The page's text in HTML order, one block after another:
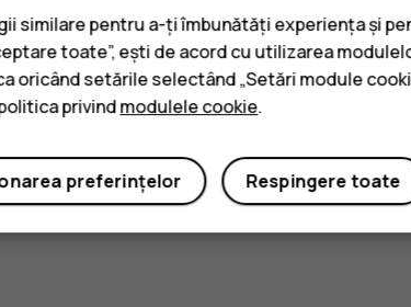
Nu
similare pentru a-ți îmbunătăți experiența și
toate”, ești de acord cu utilizarea
oricând setările selectând „Setări module
privindmodulele cookie.
Respingere toate
preferințelor